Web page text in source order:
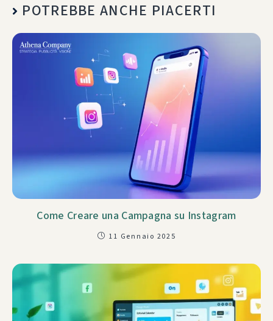
POTREBBE ANCHE PIACERTI
Come Creare una Campagna su Instagram
11 Gennaio 2025